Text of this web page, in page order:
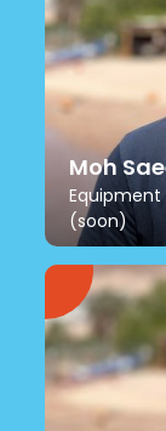
Moh
Equipment
(soon)